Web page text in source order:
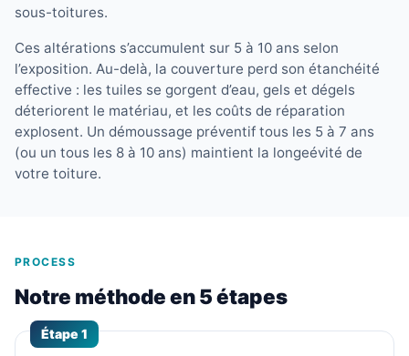
sous-toitures.
Ces altérations s’accumulent sur 5 à 10 ans selon
l’exposition. Au-delà, la couverture perd son étanchéité
effective : les tuiles se gorgent d’eau, gels et dégels
déteriorent le matériau, et les coûts de réparation
explosent. Un démoussage préventif tous les 5 à 7 ans
(ou un tous les 8 à 10 ans) maintient la longeévité de
votre toiture.
PROCESS
Notre méthode en 5 étapes
Étape 1